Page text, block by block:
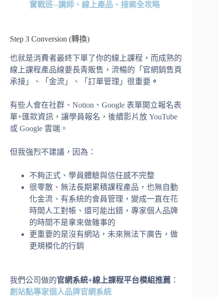
實戰班─講師、線上產品、接案全攻略
Step 3 Conversion (轉換)
也就是消費者最終下單了你的線上課程，而成熟的
線上課程產品線要長青販售，流暢的「官網銷售頁
承接」、「金流」、「訂單管理」很重要 。
有些人會在社群、Notion、Google 表單開立報名表
單+匯款資訊，讓學員報名，後續影片放 YouTube
或 Google 雲端。
但我強烈不建議，因為：
不夠正式、學員體驗與信任感不完整
很零散、無法長期累積課程產品，也無自動
化金流、有系統的會員管理，變成一直在花
時間人工對帳、還可能出錯，專家個人品牌
的時間不是拿來做雜事的
更重要的是沒有網站，未來無法下廣告，做
更規模化的行銷
我們公司做的官網系統+線上課程平台模組推薦 ：
創站點專家個人品牌官網系統